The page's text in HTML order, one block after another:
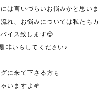
は言いづらいお悩みかと思いま
れ、お悩みについては私たちカ
イス致します😊
非いらしてください♪
に来て下さる方も
いますよ🌱